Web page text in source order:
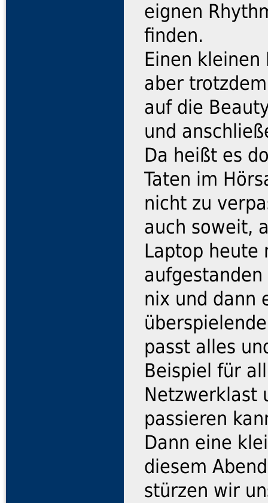
eignen
finden.
Einen
aber
auf die
und
Da heißt es
Taten im
nicht zu
auch soweit,
Laptop heute
nix und dann
passt alles
Beispiel für
Netzwerklast
passieren
Dann eine
diesem
stürzen wir